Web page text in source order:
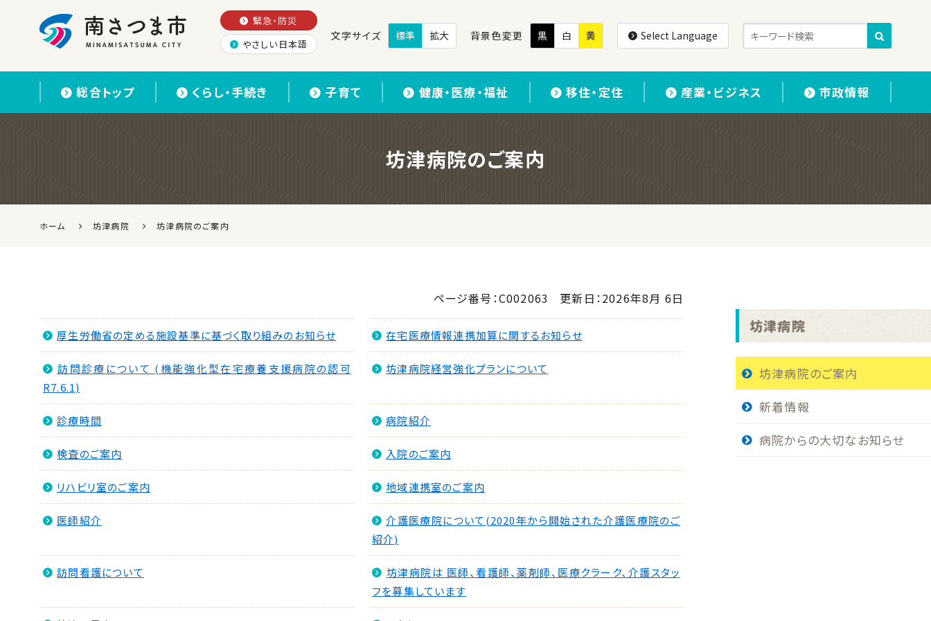
緊急・防災
やさしい日本語
文字サイズ 標準 拡大 背景色変更 黒 白 黄 Select Language
総合トップ くらし・手続き 子育て 健康・医療・福祉 移住・定住 産業・ビジネス 市政情報
坊津病院のご案内
ホーム 坊津病院 坊津病院のご案内
ページ番号：C002063 更新日：2026年8月 6日
厚生労働省の定める施設基準に基づく取り組みのお知らせ 在宅医療情報連携加算に関するお知らせ
訪問診療について (機能強化型在宅療養支援病院の認可
R7.6.1)
坊津病院経営強化プランについて
診療時間 病院紹介
検査のご案内 入院のご案内
リハビリ室のご案内 地域連携室のご案内
医師紹介
介護医療院について(2020年から開始された介護医療院のご
紹介)
訪問看護について
坊津病院は 医師、看護師、薬剤師、医療クラーク、介護スタッ
フを募集しています
坊津病院
坊津病院のご案内
新着情報
病院からの大切なお知らせ